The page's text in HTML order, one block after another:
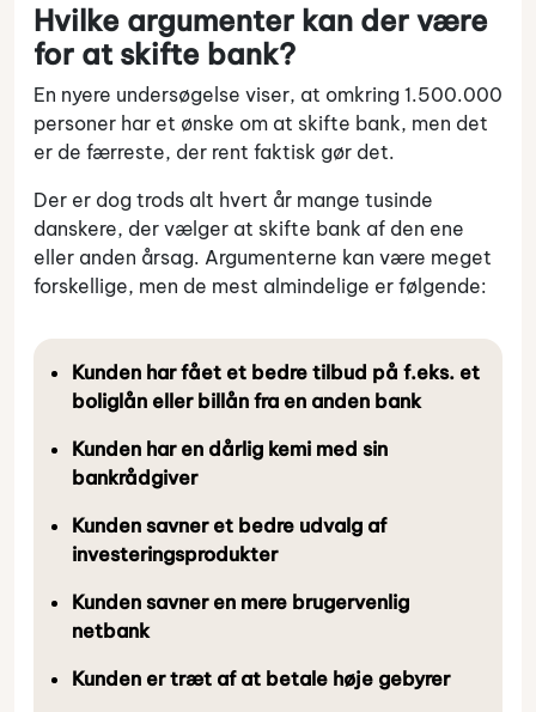
Hvilke argumenter kan der være
for at skifte bank?
En nyere undersøgelse viser, at omkring 1.500.000
personer har et ønske om at skifte bank, men det
er de færreste, der rent faktisk gør det.
Der er dog trods alt hvert år mange tusinde
danskere, der vælger at skifte bank af den ene
eller anden årsag. Argumenterne kan være meget
forskellige, men de mest almindelige er følgende:
Kunden har fået et bedre tilbud på f.eks. et
boliglån eller billån fra en anden bank
Kunden har en dårlig kemi med sin
bankrådgiver
Kunden savner et bedre udvalg af
investeringsprodukter
Kunden savner en mere brugervenlig
netbank
Kunden er træt af at betale høje gebyrer